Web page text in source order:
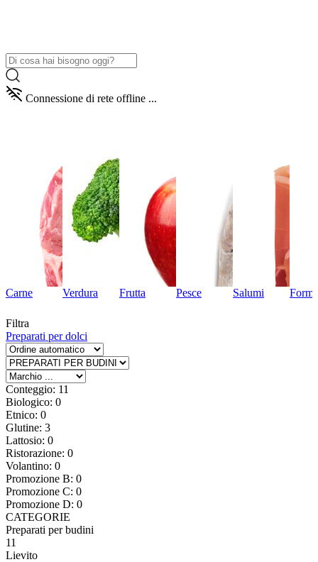
Connessione di rete offline ...
Carne Verdura Frutta Pesce Salumi
Filtra
Preparati per dolci
Conteggio: 11
Biologico: 0
Etnico: 0
Glutine: 3
Lattosio: 0
Ristorazione: 0
Volantino: 0
Promozione B: 0
Promozione C: 0
Promozione D: 0
CATEGORIE
Preparati per budini
11
Lievito